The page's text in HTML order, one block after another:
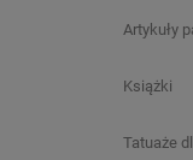
Artykuły
Książki
Tatuaże